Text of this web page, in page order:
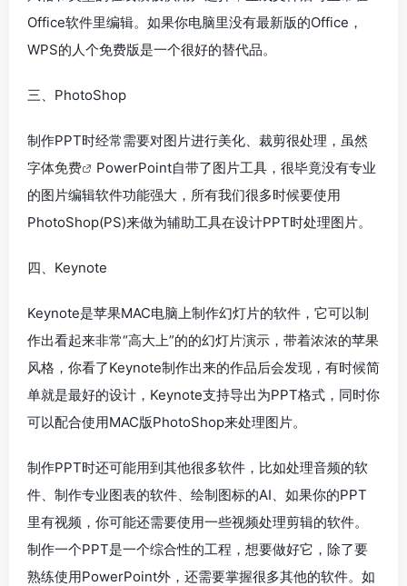
Office软件里编辑。如果你电脑里没有最新版的Office，
WPS的人个免费版是一个很好的替代品。
三、PhotoShop
制作PPT时经常需要对图片进行美化、裁剪很处理，虽然
字体免费
PowerPoint自带了图片工具，很毕竟没有专业
的图片编辑软件功能强大，所有我们很多时候要使用
PhotoShop(PS)来做为辅助工具在设计PPT时处理图片。
四、Keynote
Keynote是苹果MAC电脑上制作幻灯片的软件，它可以制
作出看起来非常“高大上”的的幻灯片演示，带着浓浓的苹果
风格，你看了Keynote制作出来的作品后会发现，有时候简
单就是最好的设计，Keynote支持导出为PPT格式，同时你
可以配合使用MAC版PhotoShop来处理图片。
制作PPT时还可能用到其他很多软件，比如处理音频的软
件、制作专业图表的软件、绘制图标的AI、如果你的PPT
里有视频，你可能还需要使用一些视频处理剪辑的软件。
制作一个PPT是一个综合性的工程，想要做好它，除了要
熟练使用PowerPoint外，还需要掌握很多其他的软件。如